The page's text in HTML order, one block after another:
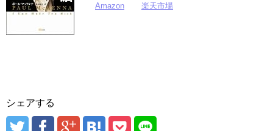
Amazon
楽天市場
シェアする